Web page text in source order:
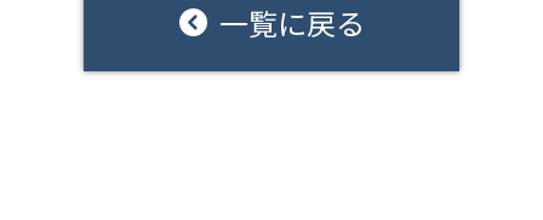
一覧に戻る